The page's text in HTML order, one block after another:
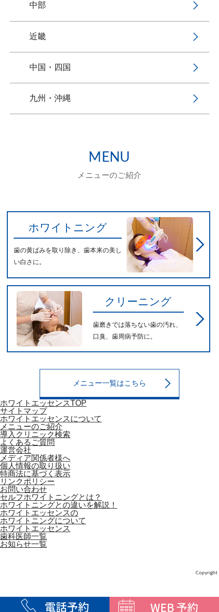
中部
近畿
中国・四国
九州・沖縄
MENU
メニューのご紹介
ホワイトニング
歯の黄ばみを取り除き、歯本来の美し
い白さに。
クリーニング
歯磨きでは落ちない歯の汚れ、
口臭、歯周病予防に。
メニュー一覧はこちら
ホワイトエッセンスTOP
サイトマップ
ホワイトエッセンスについて
メニューのご紹介
導入クリニック検索
よくあるご質問
運営会社
メディア関係者様へ
個人情報の取り扱い
特商法に基づく表示
リンクポリシー
お問い合わせ
セルフホワイトニングとは？
ホワイトニングとの違いを解説！
ホワイトエッセンスの
ホワイトニングについて
ホワイトエッセンス
歯科医師一覧
お知らせ一覧
Copyright